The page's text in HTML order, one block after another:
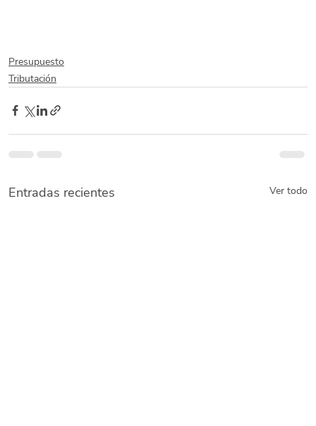
Presupuesto
Tributación
Entradas recientes Ver todo